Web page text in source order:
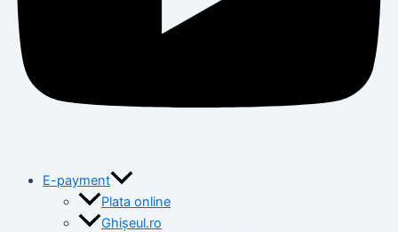
E-payment
Plata online
Ghișeul.ro